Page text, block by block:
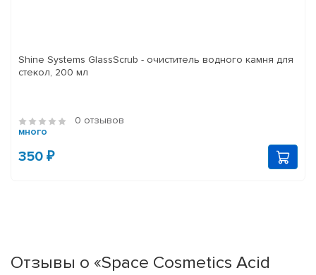
Shine Systems GlassScrub - очиститель водного камня для
стекол, 200 мл
0 отзывов
много
350 ₽
Отзывы о «Space Cosmetics Acid